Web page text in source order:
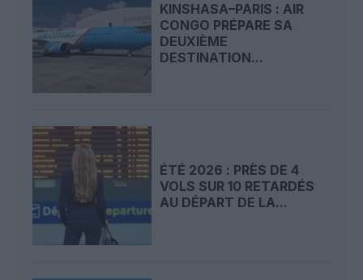
KINSHASA–PARIS : AIR
CONGO PRÉPARE SA
DEUXIÈME
DESTINATION...
ÉTÉ 2026 : PRÈS DE 4
VOLS SUR 10 RETARDÉS
AU DÉPART DE LA...